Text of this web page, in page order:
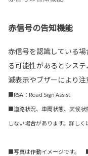
赤信号の告知機能
赤信号を認識している
る可能性があるとシス
滅表示やブザーにより注
■RSA：Road Sign Assist
■道路状況、車両状態、天候状
しない場合があります。詳しく
■写真は作動イメージです。